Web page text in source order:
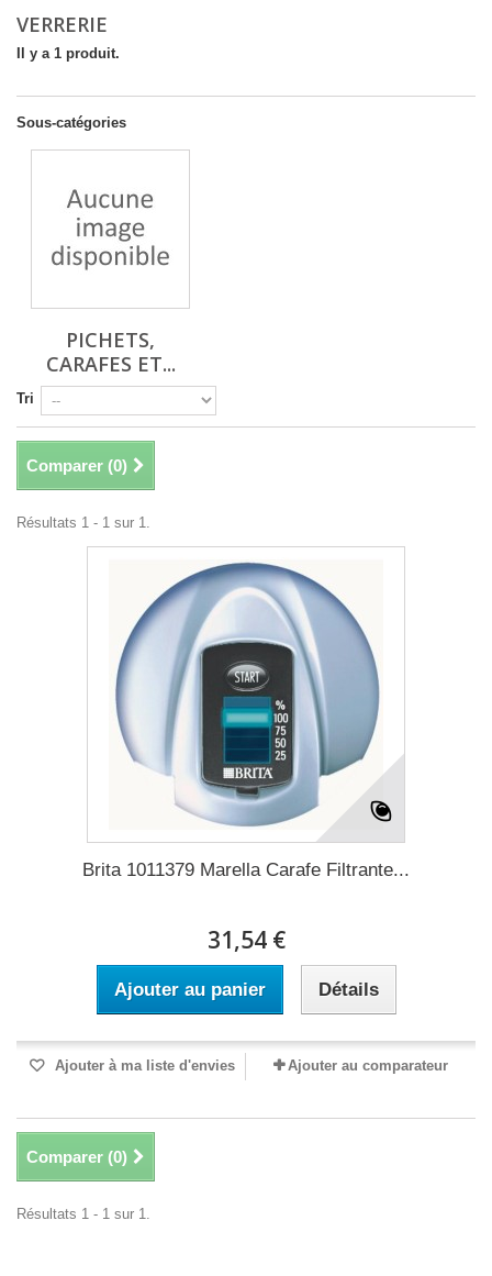
VERRERIE
Il y a 1 produit.
Sous-catégories
PICHETS,
CARAFES ET...
Tri
Comparer (0)
Résultats 1 - 1 sur 1.
Brita 1011379 Marella Carafe Filtrante...
31,54 €
Ajouter au panier Détails
Ajouter à ma liste d'envies Ajouter au comparateur
Comparer (0)
Résultats 1 - 1 sur 1.